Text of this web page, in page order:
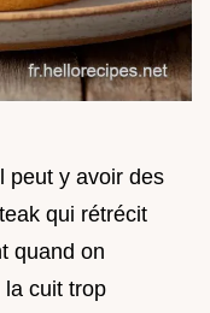
peut y avoir des
qui rétrécit
quand on
la cuit trop